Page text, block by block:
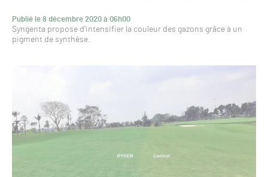
Publié le 8 décembre 2020 à 06h00
Syngenta propose d’intensifier la couleur des gazons grâce à un
pigment de synthèse.